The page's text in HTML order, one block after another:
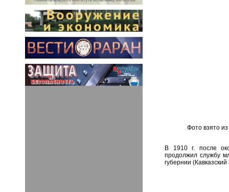
Фото взято
В 1910 г. после
продолжил службу
губернии